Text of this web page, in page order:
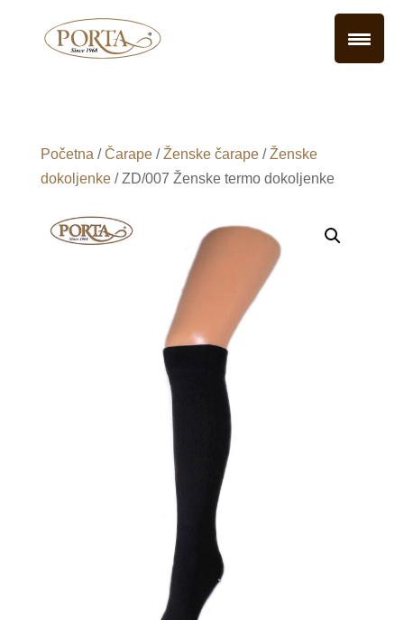
Početna /Čarape/Ženske čarape/Ženske
dokoljenke/ ZD/007 Ženske termo dokoljenke